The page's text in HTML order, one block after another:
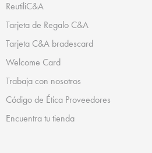
ReutiliC&A
Tarjeta de Regalo C&A
Tarjeta C&A bradescard
Welcome Card
Trabaja con nosotros
Código de Ética Proveedores
Encuentra tu tienda